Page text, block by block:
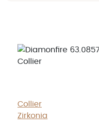
Collier
Zirkonia